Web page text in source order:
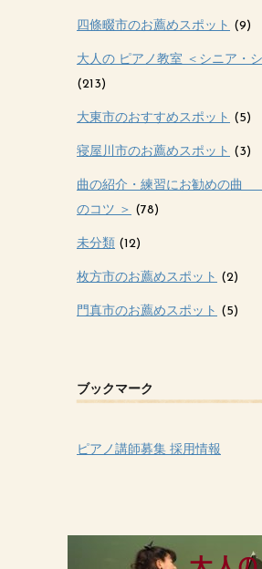
四條畷市のお薦めスポット (9)
大人の ピアノ教室 ＜シニア・
(213)
大東市のおすすめスポット (5)
寝屋川市のお薦めスポット (3)
曲の紹介・練習にお勧めの曲
のコツ ＞ (78)
未分類 (12)
枚方市のお薦めスポット (2)
門真市のお薦めスポット (5)
ブックマーク
ピアノ講師募集 採用情報